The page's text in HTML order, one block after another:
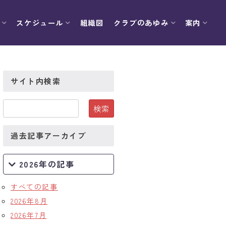
スケジュール 組織図 クラブのあゆみ 案内
サイト内検索
過去記事アーカイブ
2026年の記事
すべての記事
2026年8月
2026年7月